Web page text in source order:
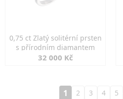
0,75 ct Zlatý solitérní prsten
s přírodním diamantem
32 000 Kč
1 2 3 4 5